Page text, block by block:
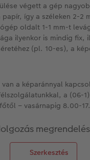
végett a gép
így a széleken 2-2
oldalt 1-1 mm-t
ilyenkor is mindig fix,
(pl. 10-es), a
a képaránnyal
a (06-
– vasárnapig 8.00-
Szerkesztés